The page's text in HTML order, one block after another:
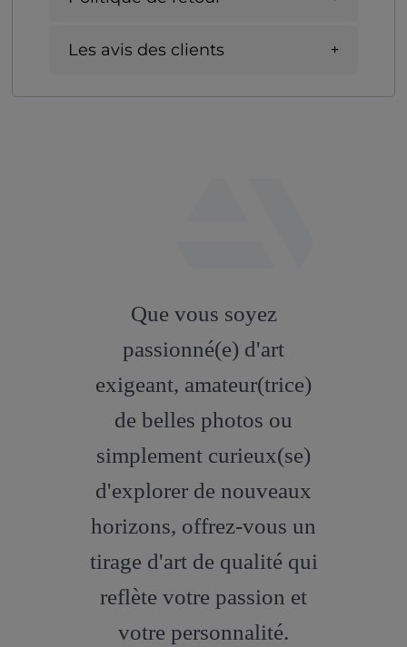
Les avis des clients
artstation
Que vous soyez
passionné(e) d'art
exigeant, amateur(trice)
de belles photos ou
simplement curieux(se)
d'explorer de nouveaux
horizons, offrez-vous un
tirage d'art de qualité qui
reflète votre passion et
votre personnalité.